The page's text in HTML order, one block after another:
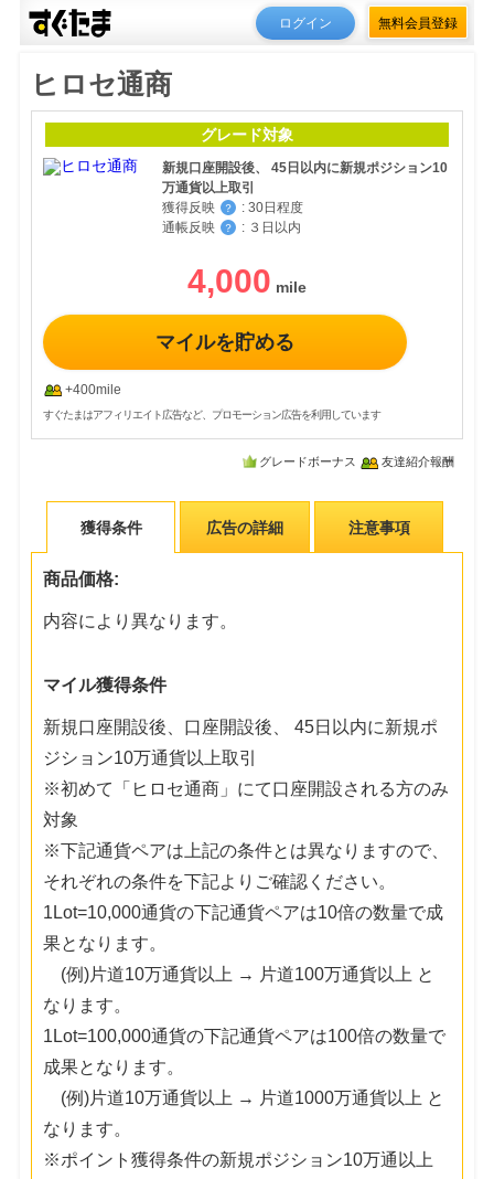
ログイン 無料会員登録
ヒロセ通商
グレード対象
新規口座開設後、 45日以内に新規ポジション10
万通貨以上取引
獲得反映
？ : 30日程度
通帳反映
？ : ３日以内
4,000
マイルを貯める
+400mile
すぐたまはアフィリエイト広告など、プロモーション広告を利用しています
グレードボーナス 友達紹介報酬
獲得条件 広告の詳細 注意事項
商品価格:
内容により異なります。
マイル獲得条件
新規口座開設後、口座開設後、 45日以内に新規ポ
ジション10万通貨以上取引
※初めて「ヒロセ通商」にて口座開設される方のみ
対象
※下記通貨ペアは上記の条件とは異なりますので、
それぞれの条件を下記よりご確認ください。
1Lot=10,000通貨の下記通貨ペアは10倍の数量で成
果となります。
(例)片道10万通貨以上 → 片道100万通貨以上 と
なります。
1Lot=100,000通貨の下記通貨ペアは100倍の数量で
成果となります。
(例)片道10万通貨以上 → 片道1000万通貨以上 と
なります。
※ポイント獲得条件の新規ポジション10万通以上